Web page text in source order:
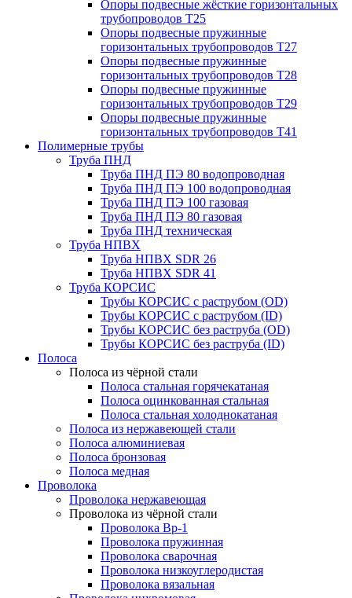
Опоры подвесные жёсткие горизонтальных
трубопроводов Т25
Опоры подвесные пружинные
горизонтальных трубопроводов Т27
Опоры подвесные пружинные
горизонтальных трубопроводов Т28
Опоры подвесные пружинные
горизонтальных трубопроводов Т29
Опоры подвесные пружинные
горизонтальных трубопроводов Т41
Полимерные трубы
Труба ПНД
Труба ПНД ПЭ 80 водопроводная
Труба ПНД ПЭ 100 водопроводная
Труба ПНД ПЭ 100 газовая
Труба ПНД ПЭ 80 газовая
Труба ПНД техническая
Труба НПВХ
Труба НПВХ SDR 26
Труба НПВХ SDR 41
Труба КОРСИС
Трубы КОРСИС с раструбом (OD)
Трубы КОРСИС с раструбом (ID)
Трубы КОРСИС без раструба (OD)
Трубы КОРСИС без раструба (ID)
Полоса
Полоса из чёрной стали
Полоса стальная горячекатаная
Полоса оцинкованная стальная
Полоса стальная холоднокатаная
Полоса из нержавеющей стали
Полоса алюминиевая
Полоса бронзовая
Полоса медная
Проволока
Проволока нержавеющая
Проволока из чёрной стали
Проволока Вр-1
Проволока пружинная
Проволока сварочная
Проволока низкоуглеродистая
Проволока вязальная